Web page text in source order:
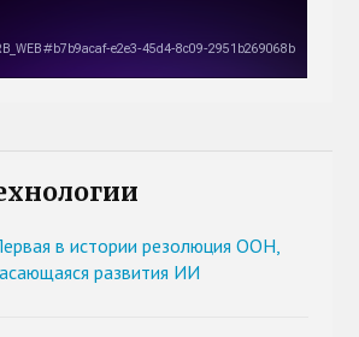
в истории резолюция ООН,
развития ИИ